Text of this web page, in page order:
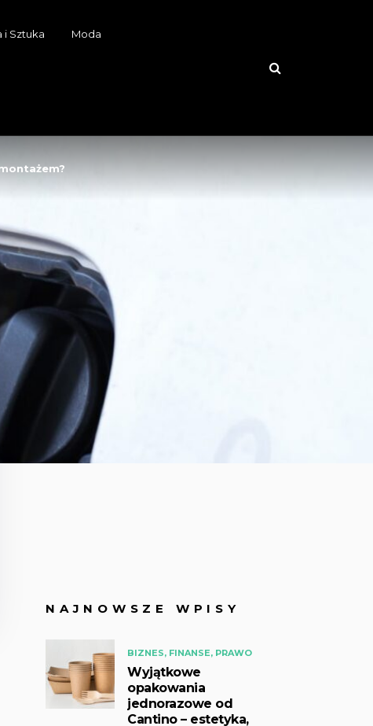
i Sztuka Moda
NAJNOWSZE WPISY
BIZNES, FINANSE, PRAWO
Wyjątkowe
opakowania
jednorazowe od
Cantino – estetyka,